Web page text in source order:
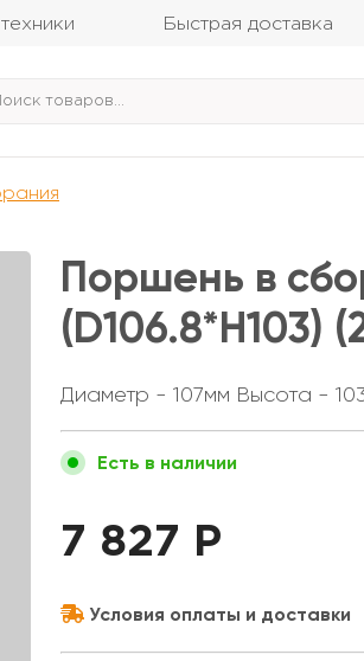
Быстрая доставка
Поршень в
(D106.8*H103)
Диаметр - 107мм Высота -
Есть в наличии
7 827 Р
Условия оплаты и доставки